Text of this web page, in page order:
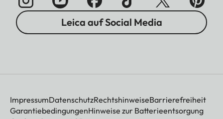
Leica auf Social Media
ImpressumDatenschutzRechtshinweiseBarrierefreiheit
GarantiebedingungenHinweise zur Batterieentsorgung